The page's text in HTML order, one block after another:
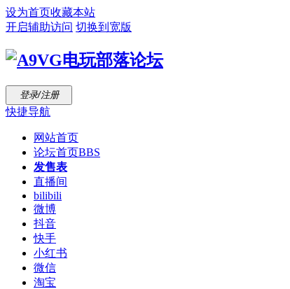
设为首页收藏本站
开启辅助访问 切换到宽版
登录/注册
快捷导航
网站首页
论坛首页BBS
发售表
直播间
bilibili
微博
抖音
快手
小红书
微信
淘宝